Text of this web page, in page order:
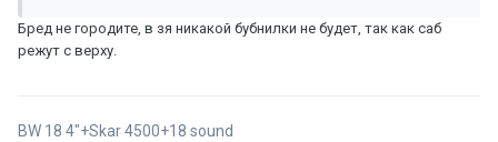
Бред не городите, в зя никакой бубнилки не будет, так как саб
режут с верху.
BW 18 4"+Skar 4500+18 sound